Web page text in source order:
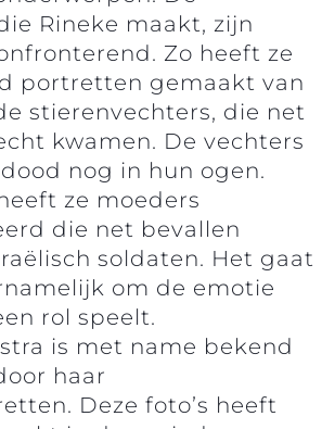
Rineke maakt, zijn
Zo heeft ze
portretten gemaakt van
stierenvechters, die net
kwamen. De vechters
nog in hun ogen.
ze moeders
die net bevallen
soldaten. Het gaat
om de emotie
rol speelt.
is met name bekend
haar
Deze foto’s heeft